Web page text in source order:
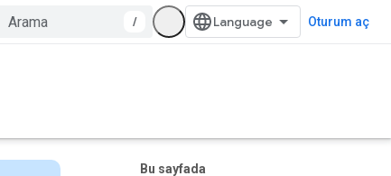
/ Oturum aç
Bu sayfada